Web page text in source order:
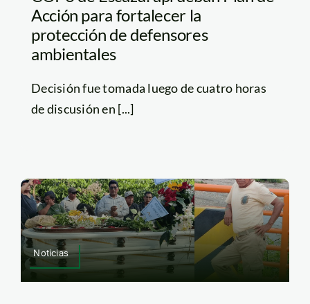
Acción para fortalecer la
protección de defensores
ambientales
Decisión fue tomada luego de cuatro horas
de discusión en [...]
Noticias